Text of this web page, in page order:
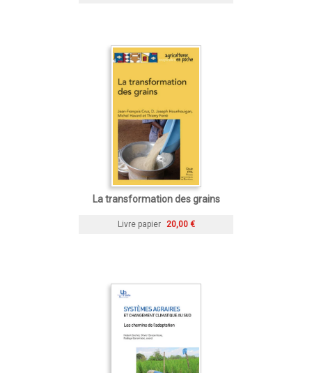
La transformation des grains
Livre papier 20,00 €